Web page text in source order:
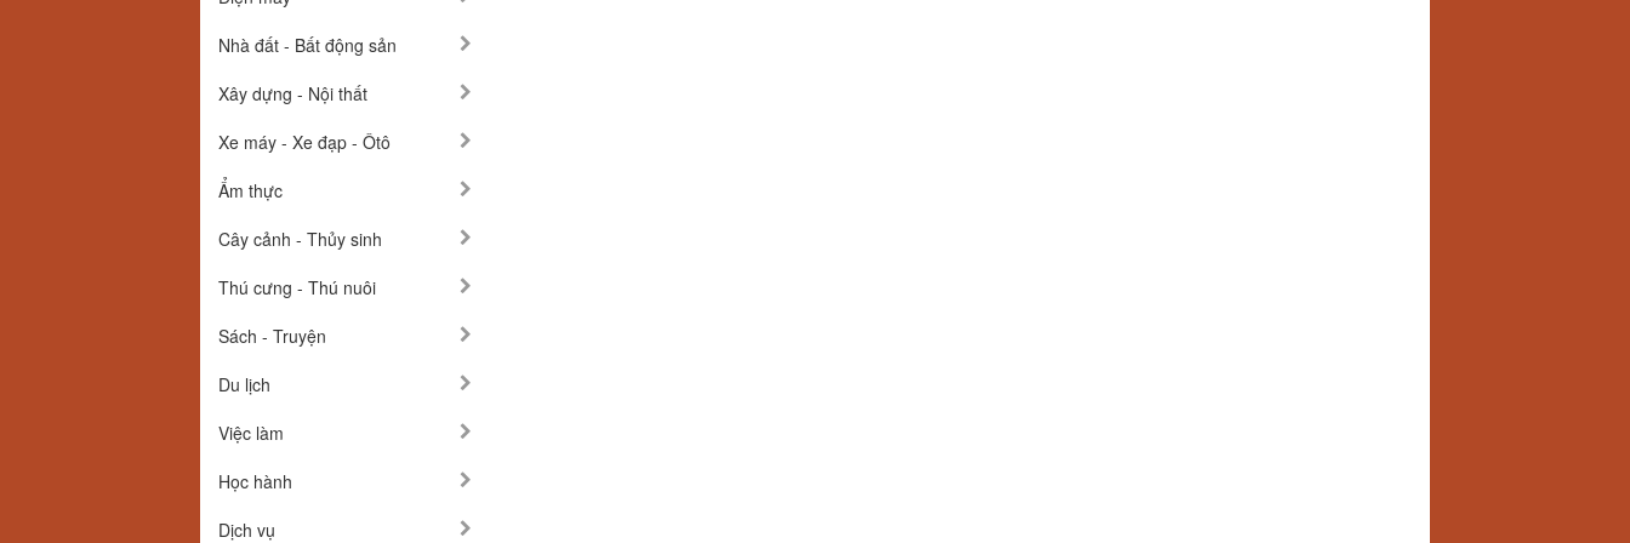
Nhà đất - Bất động sản
Xây dựng - Nội thất
Xe máy - Xe đạp - Ôtô
Ẩm thực
Cây cảnh - Thủy sinh
Thú cưng - Thú nuôi
Sách - Truyện
Du lịch
Việc làm
Học hành
Dịch vụ